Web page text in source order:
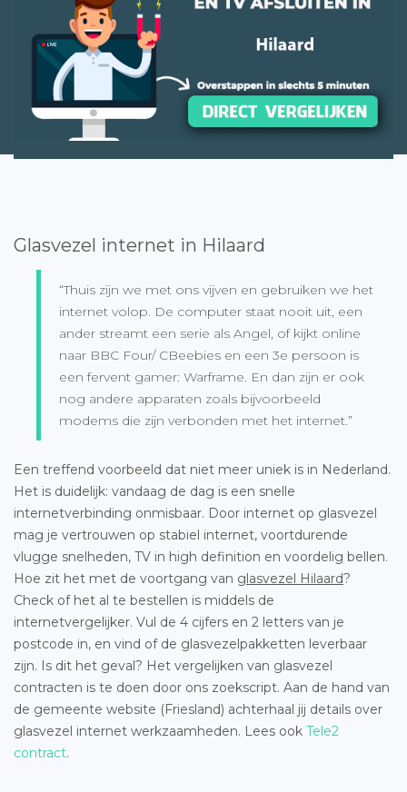
Glasvezel internet in Hilaard
“Thuis zijn we met ons vijven en gebruiken we het
internet volop. De computer staat nooit uit, een
ander streamt een serie als Angel, of kijkt online
naar BBC Four/ CBeebies en een 3e persoon is
een fervent gamer: Warframe. En dan zijn er ook
nog andere apparaten zoals bijvoorbeeld
modems die zijn verbonden met het internet.”
Een treffend voorbeeld dat niet meer uniek is in Nederland.
Het is duidelijk: vandaag de dag is een snelle
internetverbinding onmisbaar. Door internet op glasvezel
mag je vertrouwen op stabiel internet, voortdurende
vlugge snelheden, TV in high definition en voordelig bellen.
Hoe zit het met de voortgang van glasvezel Hilaard?
Check of het al te bestellen is middels de
internetvergelijker. Vul de 4 cijfers en 2 letters van je
postcode in, en vind of de glasvezelpakketten leverbaar
zijn. Is dit het geval? Het vergelijken van glasvezel
contracten is te doen door ons zoekscript. Aan de hand van
de gemeente website (Friesland) achterhaal jij details over
glasvezel internet werkzaamheden. Lees ook Tele2
contract.